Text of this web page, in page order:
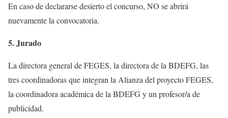
En caso de declararse desierto el concurso, NO se abrirá
nuevamente la convocatoria.
5. Jurado
La directora general de FEGES, la directora de la BDEFG, las
tres coordinadoras que integran la Alianza del proyecto FEGES,
la coordinadora académica de la BDEFG y un profesor/a de
publicidad.